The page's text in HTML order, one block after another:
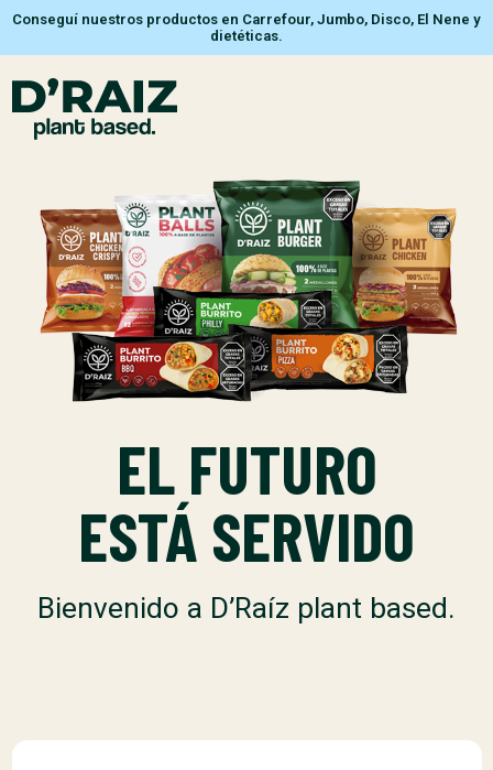
Conseguí nuestros productos en Carrefour, Jumbo, Disco, El Nene y
dietéticas.
EL FUTURO
ESTÁ SERVIDO
Bienvenido a D’Raíz plant based.